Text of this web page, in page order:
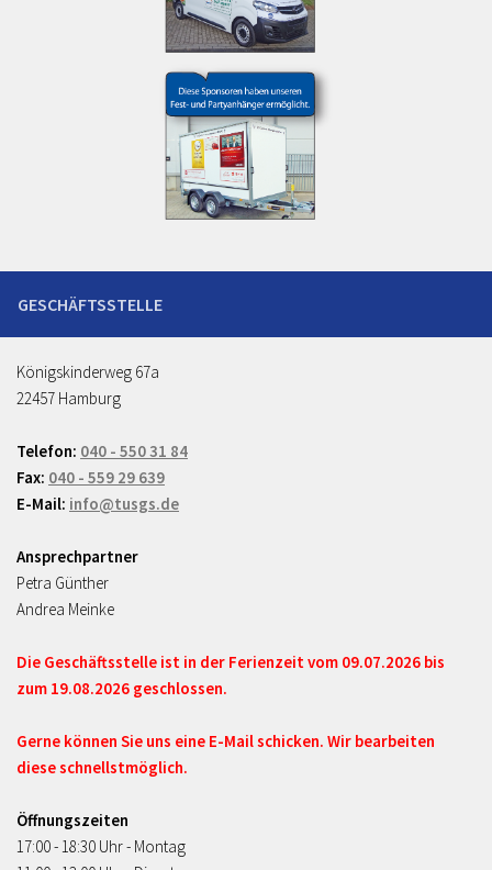
Königskinderweg 67a
22457 Hamburg
Telefon: 040 - 550 31 84
Fax: 040 - 559 29 639
E-Mail: info@tusgs.de
Ansprechpartner
Petra Günther
Andrea Meinke
Die Geschäftsstelle ist in der Ferienzeit vom 09.07.2026 bis
zum 19.08.2026 geschlossen.
Gerne können Sie uns eine E-Mail schicken. Wir bearbeiten
diese schnellstmöglich.
Öffnungszeiten
17:00 - 18:30 Uhr - Montag